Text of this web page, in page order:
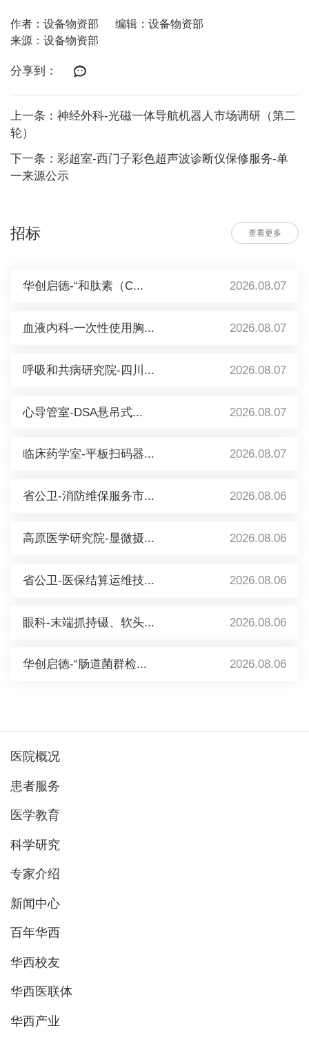
作者：设备物资部
编辑：设备物资部
来源：设备物资部
分享到：
上一条：神经外科-光磁一体导航机器人市场调研（第二
轮）
下一条：彩超室-西门子彩色超声波诊断仪保修服务-单
一来源公示
招标 查看更多
华创启德-“和肽素（C... 2026.08.07
血液内科-一次性使用胸... 2026.08.07
呼吸和共病研究院-四川... 2026.08.07
心导管室-DSA悬吊式... 2026.08.07
临床药学室-平板扫码器... 2026.08.07
省公卫-消防维保服务市... 2026.08.06
高原医学研究院-显微摄... 2026.08.06
省公卫-医保结算运维技... 2026.08.06
眼科-末端抓持镊、软头... 2026.08.06
华创启德-“肠道菌群检... 2026.08.06
医院概况
患者服务
医学教育
科学研究
专家介绍
新闻中心
百年华西
华西校友
华西医联体
华西产业